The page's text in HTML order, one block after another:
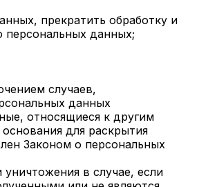
прекратить обработку и
персональных данных;
случаев,
данных
относящиеся к другим
для раскрытия
Законом о персональных
в случае, если